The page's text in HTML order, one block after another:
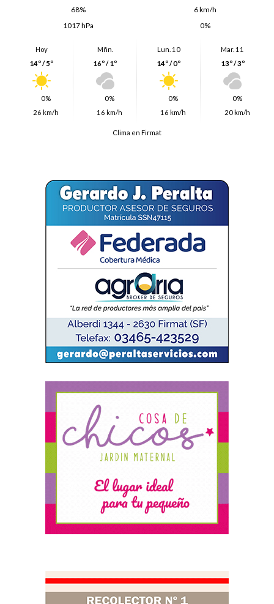
68%
6 km/h
1017 hPa
0%
Hoy
14º / 5º
0%
26 km/h
Mñn.
16º / 1º
0%
16 km/h
Lun. 10
14º / 0º
0%
16 km/h
Mar. 11
13º / 3º
0%
20 km/h
Clima en Firmat